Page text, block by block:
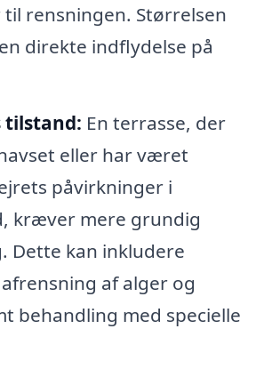
rensningen. Størrelsen
direkte indflydelse på
tilstand: En terrasse, der
eller har været
påvirkninger i
kræver mere grundig
Dette kan inkludere
af alger og
behandling med specielle